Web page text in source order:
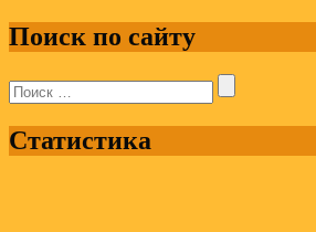
Поиск по сайту
Поиск:
Статистика